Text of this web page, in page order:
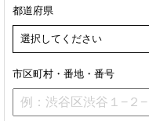
都道府県
市区町村・番地・番号